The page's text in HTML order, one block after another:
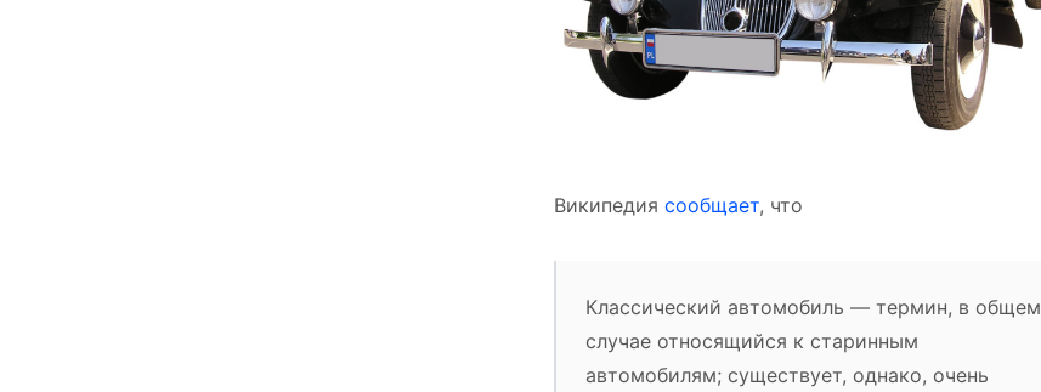
Википедия сообщает, что
Классический автомобиль — термин, в общем
случае относящийся к старинным
автомобилям; существует, однако, очень